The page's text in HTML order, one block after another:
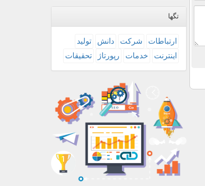
تگها
ارتباطات شركت دانش
تولید
اینترنت
خدمات رپورتاژ تحقیقات